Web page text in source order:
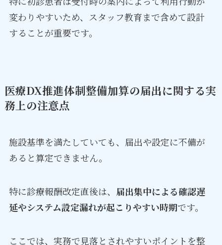
変わりやすいため、スタッフ教育まで含めて設計
することが重要です。
医療DX推進体制整備加算の届出に関する実
務上の注意点
施設基準を満たしていても、届出や設定に不備が
あると算定できません。
特に診療報酬改定直後は、 届出集中による確認遅
延やシステム設定漏れが起こりやすい時期です。
ここでは、実務で見落とされやすいポイントを整